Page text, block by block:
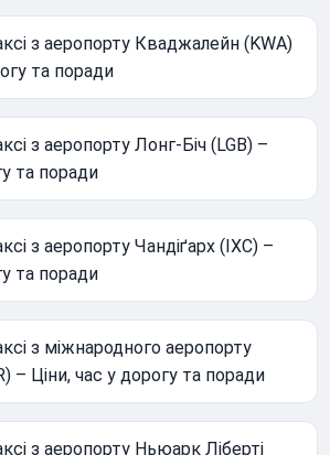
з аеропорту Кваджалейн (KWA)
та поради
з аеропорту Лонг-Біч (LGB) –
та поради
з аеропорту Чандіґарх (IXC) –
та поради
з міжнародного аеропорту
– Ціни, час у дорогу та поради
з аеропорту Ньюарк Ліберті